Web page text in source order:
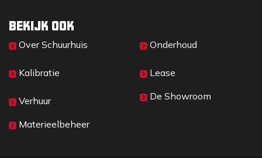
Het apparaat is uitgerust met een kwalitatieve,
robuuste kruisriem die een betrouwbare loop met
optionele vermogenstransmissie biedt. Het afstellen
toegankelijk
goed toegankelijk. Dit bespaart tijd en kosten bij het
Bekijk ook
Over Sc​huurhuis
Kalibratie
Verhuur
Materieelbeheer
Onderhoud
Lease
De Showroom